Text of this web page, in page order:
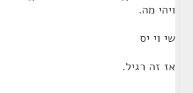
ויהי מה.
שי וי יס
אז זה רגיל.